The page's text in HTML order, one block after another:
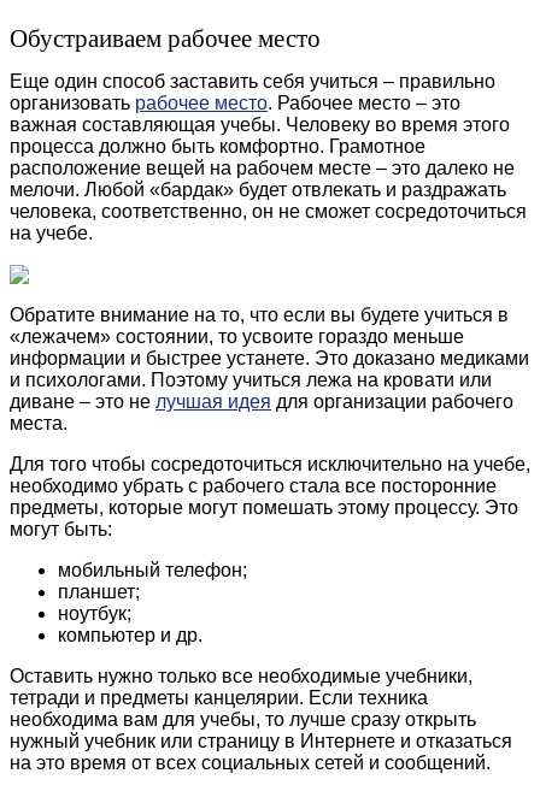
Обустраиваем рабочее место
Еще один способ заставить себя учиться – правильно
организовать рабочее место. Рабочее место – это
важная составляющая учебы. Человеку во время этого
процесса должно быть комфортно. Грамотное
расположение вещей на рабочем месте – это далеко не
мелочи. Любой «бардак» будет отвлекать и раздражать
человека, соответственно, он не сможет сосредоточиться
на учебе.
Обратите внимание на то, что если вы будете учиться в
«лежачем» состоянии, то усвоите гораздо меньше
информации и быстрее устанете. Это доказано медиками
и психологами. Поэтому учиться лежа на кровати или
диване – это не лучшая идея для организации рабочего
места.
Для того чтобы сосредоточиться исключительно на учебе,
необходимо убрать с рабочего стала все посторонние
предметы, которые могут помешать этому процессу. Это
могут быть:
мобильный телефон;
планшет;
ноутбук;
компьютер и др.
Оставить нужно только все необходимые учебники,
тетради и предметы канцелярии. Если техника
необходима вам для учебы, то лучше сразу открыть
нужный учебник или страницу в Интернете и отказаться
на это время от всех социальных сетей и сообщений.